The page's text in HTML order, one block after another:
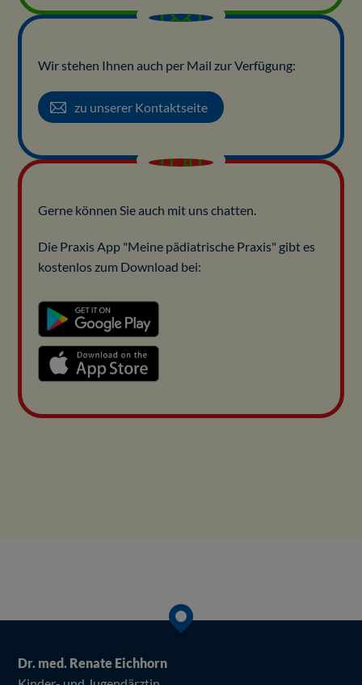
Wir stehen Ihnen auch per Mail zur Verfügung:
zu unserer Kontaktseite
Gerne können Sie auch mit uns chatten.
Die Praxis App "Meine pädiatrische Praxis" gibt es
kostenlos zum Download bei:
Dr. med. Renate Eichhorn